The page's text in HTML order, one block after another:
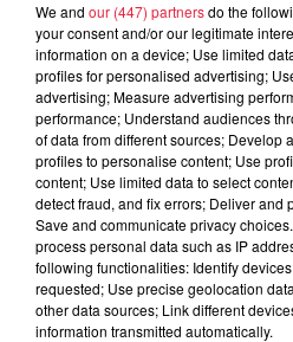
6 août 2026
Au zoo de
avec les
À découvrir
We and our (447) partnersdo the
your consent and/or our legitimate
information on a device; Use limited
profiles for personalised advertising;
advertising; Measure advertising
performance; Understand audiences
of data from different sources; Develop
profiles to personalise content; Use
content; Use limited data to select
detect fraud, and fix errors; Deliver and
Save and communicate privacy
process personal data such as IP
following functionalities: Identify
requested; Use precise geolocation
other data sources; Link different
information transmitted automatically.